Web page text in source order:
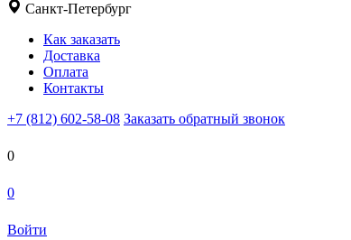
Санкт-Петербург
Как заказать
Доставка
Оплата
Контакты
+7 (812) 602-58-08 Заказать обратный звонок
0
0
Войти